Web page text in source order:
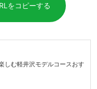
をコピーする
しむ軽井沢モデルコースおす